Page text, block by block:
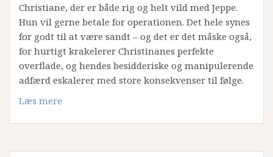
Christiane, der er både rig og helt vild med Jeppe.
Hun vil gerne betale for operationen. Det hele synes
for godt til at være sandt – og det er det måske også,
for hurtigt krakelerer Christinanes perfekte
overflade, og hendes besidderiske og manipulerende
adfærd eskalerer med store konsekvenser til følge.
Læs mere